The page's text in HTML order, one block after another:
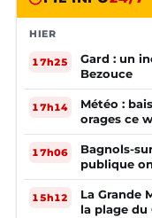
HIER
17h25
Gard : un
Bezouce
17h14
Météo :
orages ce
17h06
Bagnols-
publique
la mairie ?
15h12
La Grande
la plage du